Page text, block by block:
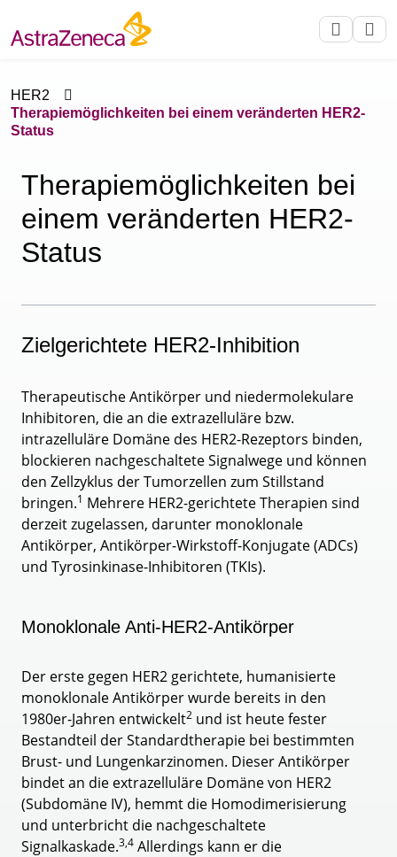
HER2
Therapiemöglichkeiten bei einem veränderten HER2-
Status
Therapiemöglichkeiten bei
einem veränderten HER2-
Status
Zielgerichtete HER2-Inhibition
Therapeutische Antikörper und niedermolekulare
Inhibitoren, die an die extrazelluläre bzw.
intrazelluläre Domäne des HER2-Rezeptors binden,
blockieren nachgeschaltete Signalwege und können
den Zellzyklus der Tumorzellen zum Stillstand
bringen.1 Mehrere HER2-gerichtete Therapien sind
derzeit zugelassen, darunter monoklonale
Antikörper, Antikörper-Wirkstoff-Konjugate (ADCs)
und Tyrosinkinase-Inhibitoren (TKIs).
Monoklonale Anti-HER2-Antikörper
Der erste gegen HER2 gerichtete, humanisierte
monoklonale Antikörper wurde bereits in den
1980er-Jahren entwickelt2 und ist heute fester
Bestandteil der Standardtherapie bei bestimmten
Brust- und Lungenkarzinomen. Dieser Antikörper
bindet an die extrazelluläre Domäne von HER2
(Subdomäne IV), hemmt die Homodimerisierung
und unterbricht die nachgeschaltete
Signalkaskade.3,4 Allerdings kann er die